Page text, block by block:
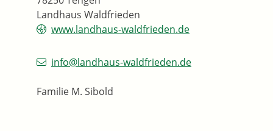
Landhaus Waldfrieden
www.landhaus-waldfrieden.de
info@landhaus-waldfrieden.de
Familie M. Sibold